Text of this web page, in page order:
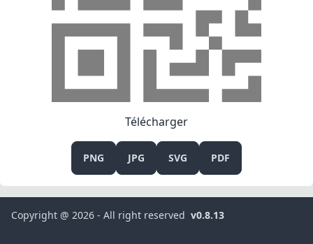
Télécharger
PNG JPG SVG PDF
Copyright @ 2026 - All right reserved v0.8.13